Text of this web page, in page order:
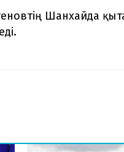
Шанхайда